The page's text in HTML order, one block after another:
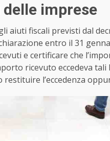
imprese
aiuti fiscali previsti dal
entro il 31
e certificare che
ricevuto eccedeva
l’eccedenza